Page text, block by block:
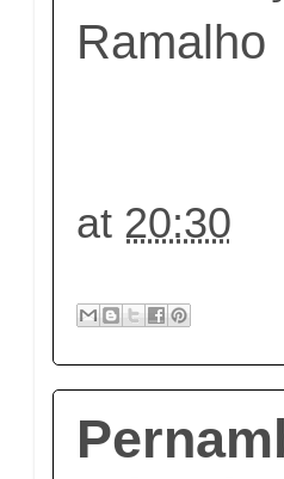
Ramalho
at 20:30